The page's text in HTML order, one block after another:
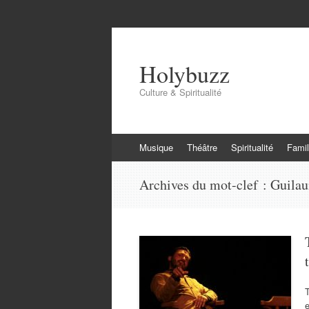
Holybuzz
Culture & Spiritualité
au
Musique Théâtre Spiritualité
Archives du mot-clef :